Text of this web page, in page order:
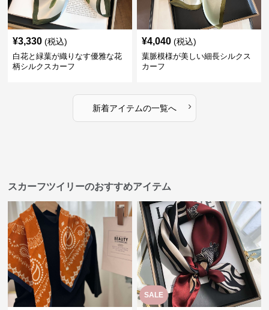
¥3,330 (税込)
白花と緑葉が織りなす優雅な花
柄シルクスカーフ
¥4,040 (税込)
葉脈模様が美しい細長シルクス
カーフ
新着アイテムの一覧へ ›
スカーフツイリーのおすすめアイテム
SALE